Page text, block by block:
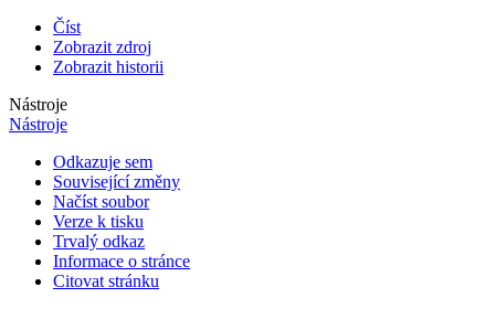
Číst
Zobrazit zdroj
Zobrazit historii
Nástroje
Nástroje
Odkazuje sem
Související změny
Načíst soubor
Verze k tisku
Trvalý odkaz
Informace o stránce
Citovat stránku